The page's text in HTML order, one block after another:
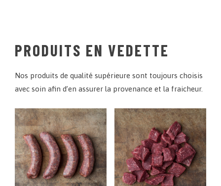
PRODUITS EN VEDETTE
Nos produits de qualité supérieure sont toujours choisis
avec soin afin d’en assurer la provenance et la fraicheur.